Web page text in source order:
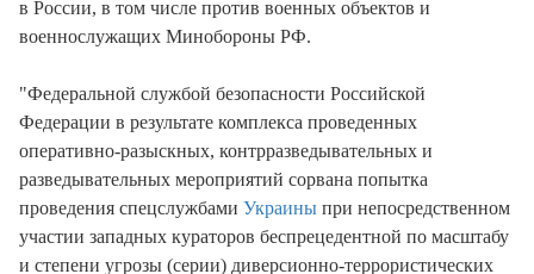
в России, в том числе против военных объектов и
военнослужащих Минобороны РФ.
"Федеральной службой безопасности Российской
Федерации в результате комплекса проведенных
оперативно-разыскных, контрразведывательных и
разведывательных мероприятий сорвана попытка
проведения спецслужбами Украины при непосредственном
участии западных кураторов беспрецедентной по масштабу
и степени угрозы (серии) диверсионно-террористических